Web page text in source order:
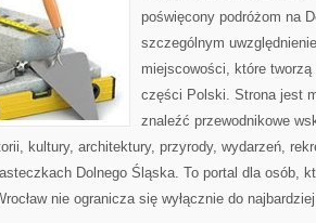
poświęcony podróżom na
szczególnym
miejscowości, które
części Polski. Strona jest
znaleźć przewodnikowe
kultury, architektury, przyrody, wydarzeń,
Dolnego Śląska. To portal dla osób,
nie ogranicza się wyłącznie do